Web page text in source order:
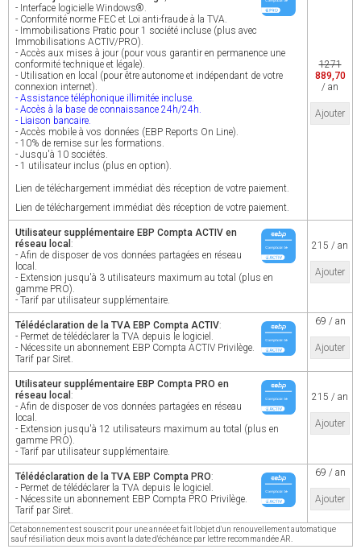
- Interface logicielle Windows®.
- Conformité norme FEC et Loi anti-fraude à la TVA.
- Immobilisations Pratic pour 1 société incluse (plus avec
Immobilisations ACTIV/PRO).
- Accès aux mises à jour (pour vous garantir en permanence une
conformité technique et légale).
- Utilisation en local (pour être autonome et indépendant de votre
connexion internet).
- Assistance téléphonique illimitée incluse.
- Accès à la base de connaissance 24h/24h.
- Liaison bancaire.
- Accès mobile à vos données (EBP Reports On Line).
- 10% de remise sur les formations.
- Jusqu'à 10 sociétés.
- 1 utilisateur inclus (plus en option).
Lien de téléchargement immédiat dès réception de votre paiement.
Lien de téléchargement immédiat dès réception de votre paiement.
1271
889,70
/ an
Ajouter
Utilisateur supplémentaire EBP Compta ACTIV en
réseau local :
- Afin de disposer de vos données partagées en réseau
local.
- Extension jusqu'à 3 utilisateurs maximum au total (plus en
gamme PRO).
- Tarif par utilisateur supplémentaire.
215 / an
Ajouter
Télédéclaration de la TVA EBP Compta ACTIV:
- Permet de télédéclarer la TVA depuis le logiciel.
- Nécessite un abonnement EBP Compta ACTIV Privilège.
Tarif par Siret.
69 / an
Ajouter
Utilisateur supplémentaire EBP Compta PRO en
réseau local :
- Afin de disposer de vos données partagées en réseau
local.
- Extension jusqu'à 12 utilisateurs maximum au total (plus en
gamme PRO).
- Tarif par utilisateur supplémentaire.
215 / an
Ajouter
Télédéclaration de la TVA EBP Compta PRO:
- Permet de télédéclarer la TVA depuis le logiciel.
- Nécessite un abonnement EBP Compta PRO Privilège.
Tarif par Siret.
69 / an
Ajouter
Cet abonnement est souscrit pour une année et fait l'objet d'un renouvellement automatique
sauf résiliation deux mois avant la date d'échéance par lettre recommandée AR.